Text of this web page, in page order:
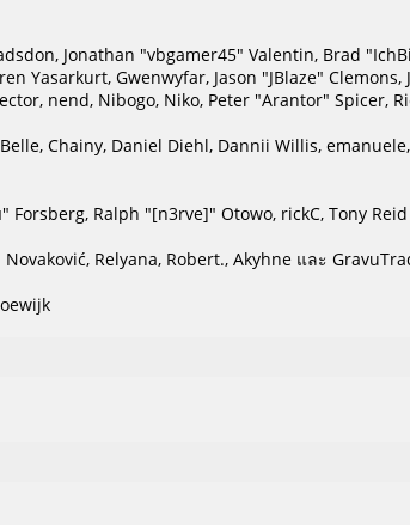
Jonathan "vbgamer45" Valentin, Brad
Yasarkurt, Gwenwyfar, Jason "JBlaze"
nend, Nibogo, Niko, Peter "Arantor" Spicer,
Chainy, Daniel Diehl, Dannii Willis,
Forsberg, Ralph "[n3rve]" Otowo, rickC, Tony
Relyana, Robert., Akyhne และ